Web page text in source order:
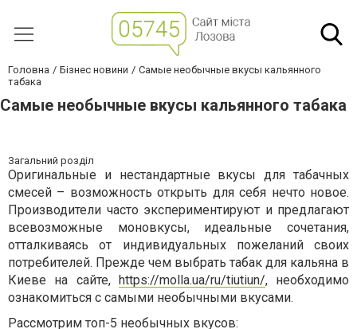
Головна Бізнес новини
Самые необычные вкусы кальянного
табака
Самые необычные вкусы кальянного табака
Загальний розділ
Оригинальные и нестандартные вкусы для табачных
смесей – возможность открыть для себя нечто новое.
Производители часто экспериментируют и предлагают
всевозможные моновкусы, идеальные сочетания,
отталкиваясь от индивидуальных пожеланий своих
потребителей. Прежде чем выбрать табак для кальяна в
Киеве на сайте, https://molla.ua/ru/tiutiun/, необходимо
ознакомиться с самыми необычными вкусами.
Рассмотрим топ-5 необычных вкусов: